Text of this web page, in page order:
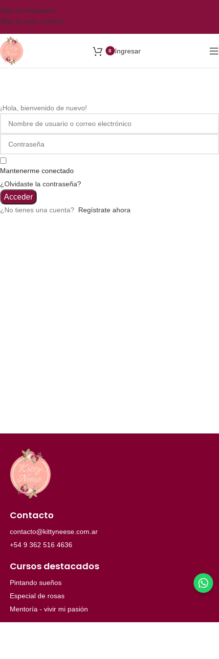
Skip to navigation
Skip to main content
0 Ingresar
¡Hola, bienvenido de nuevo!
Mantenerme conectado
¿Olvidaste la contraseña?
Acceder
¿No tienes una cuenta? Regístrate ahora
Contacto
contacto@kittyneese.com.ar
+54 9 362 516 4636
Cursos destacados
Pintando sueños
Especial de rosas
Mentoría - vivir mi pasión